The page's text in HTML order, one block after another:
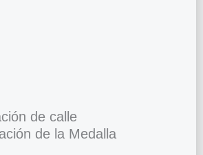
de calle
de la Medalla